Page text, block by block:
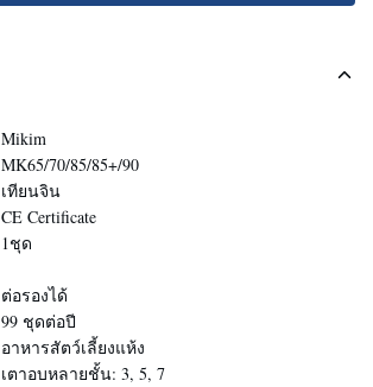
Mikim
MK65/70/85/85+/90
เทียนจิน
CE Certificate
1ชุด
ต่อรองได้
99 ชุดต่อปี
อาหารสัตว์เลี้ยงแห้ง
เตาอบหลายชั้น: 3, 5, 7